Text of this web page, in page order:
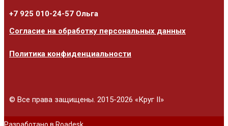
+7 925 010-24-57 Ольга
Согласие на обработку персональных данных
Политика конфиденциальности
© Все права защищены. 2015-2026 «Круг II»